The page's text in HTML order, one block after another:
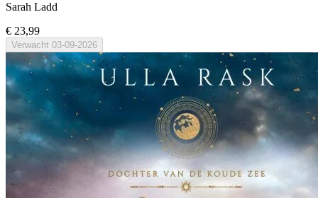
Sarah Ladd
€ 23,99
Verwacht 03-09-2026